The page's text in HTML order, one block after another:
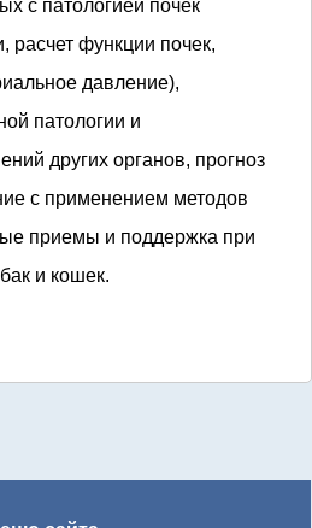
с патологией почек
расчет функции почек,
давление),
патологии и
других органов, прогноз
с применением методов
приемы и поддержка при
и кошек.